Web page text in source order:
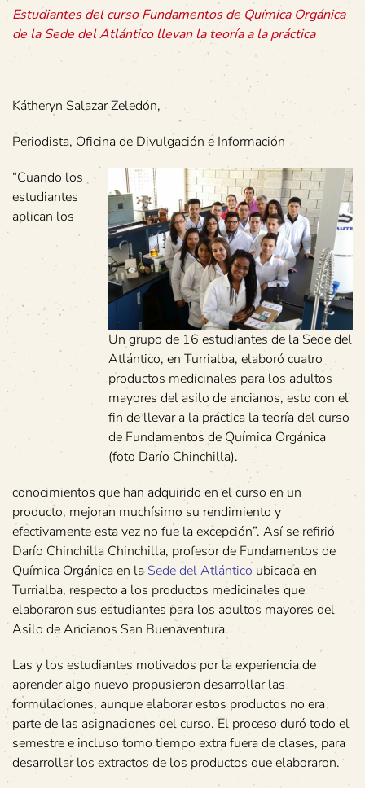
Estudiantes del curso Fundamentos de Química Orgánica
de la Sede del Atlántico llevan la teoría a la práctica
Kátheryn Salazar Zeledón,
Periodista, Oficina de Divulgación e Información
Un grupo de 16 estudiantes de la Sede del
Atlántico, en Turrialba, elaboró cuatro
productos medicinales para los adultos
mayores del asilo de ancianos, esto con el
fin de llevar a la práctica la teoría del curso
de Fundamentos de Química Orgánica
(foto Darío Chinchilla).
“Cuando los
estudiantes
aplican los
conocimientos que han adquirido en el curso en un
producto, mejoran muchísimo su rendimiento y
efectivamente esta vez no fue la excepción”. Así se refirió
Darío Chinchilla Chinchilla, profesor de Fundamentos de
Química Orgánica en laSede del Atlántico ubicada en
Turrialba, respecto a los productos medicinales que
elaboraron sus estudiantes para los adultos mayores del
Asilo de Ancianos San Buenaventura.
Las y los estudiantes motivados por la experiencia de
aprender algo nuevo propusieron desarrollar las
formulaciones, aunque elaborar estos productos no era
parte de las asignaciones del curso. El proceso duró todo el
semestre e incluso tomo tiempo extra fuera de clases, para
desarrollar los extractos de los productos que elaboraron.